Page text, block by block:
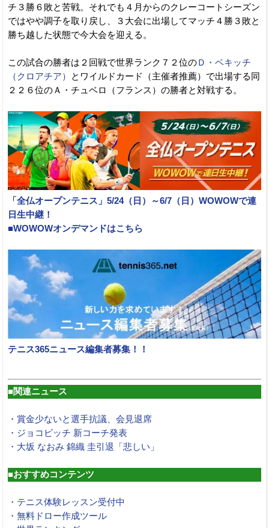
チ３勝６敗と苦戦。それでも４月からのクレーコートシーズン
ではやや調子を取り戻し、３大会に出場してマッチ４勝３敗と
勝ち越した状態で今大会を迎える。
この試合の勝者は２回戦で世界ランク７２位のＤ・ベキッチ
（クロアチア）
とワイルドカード（主催者推薦）で出場する同
２２６位のＡ・チュベロ（フランス）の勝者と対戦する。
「全仏オープンテニス」5/24（日）～6/7（日）WOWOWで連
日生中継！
■WOWOWオンデマンドはこちら
テニス365ニュース編集者募集！！
■関連ニュース
・賞金少ないと選手抗議、会見退席
・ジョコビッチ 新コーチ発表
・大坂 なおみ 錦織 圭引退「悲しい」
■おすすめコンテンツ
・テニス体験レッスン受付中
・無料ドロー作成ツール